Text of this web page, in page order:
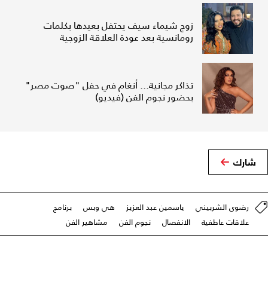
زوج شيماء سيف يحتفل بعيدها بكلمات
رومانسية بعد عودة العلاقة الزوجية
تذاكر مجانية... أنغام في حفل "صوت مصر"
بحضور نجوم الفن (فيديو)
شارك
رضوى الشربيني ياسمين عبد العزيز هي وبس
برنامج
علاقات عاطفية
الانفصال نجوم الفن مشاهير الفن